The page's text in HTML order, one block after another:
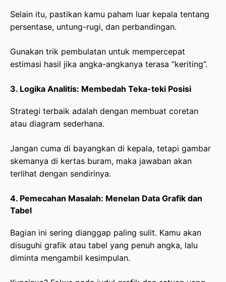
Selain itu, pastikan kamu paham luar kepala tentang
persentase, untung-rugi, dan perbandingan.
Gunakan trik pembulatan untuk mempercepat
estimasi hasil jika angka-angkanya terasa “keriting”.
3. Logika Analitis: Membedah Teka-teki Posisi
Strategi terbaik adalah dengan membuat coretan
atau diagram sederhana.
Jangan cuma di bayangkan di kepala, tetapi gambar
skemanya di kertas buram, maka jawaban akan
terlihat dengan sendirinya.
4. Pemecahan Masalah: Menelan Data Grafik dan
Tabel
Bagian ini sering dianggap paling sulit. Kamu akan
disuguhi grafik atau tabel yang penuh angka, lalu
diminta mengambil kesimpulan.